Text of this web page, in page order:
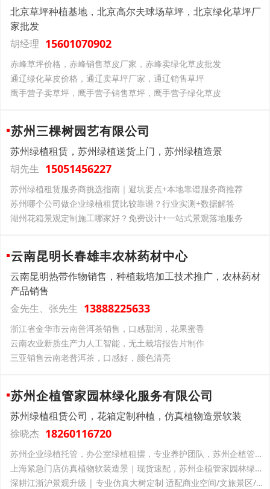
北京草坪种植基地，北京高尔夫球场草坪，北京绿化草坪厂
家批发
胡经理 15601070902
‌赤峰草坪价格，赤峰销售草皮厂家，赤峰卖绿化草皮批发
‌通辽绿化草皮价格，通辽卖草坪厂家，通辽销售草坪
鹰手营子卖草坪，鹰手营子销售草坪，鹰手营子绿化草皮
苏州三棵树园艺有限公司
苏州绿植租赁，苏州绿植送货上门，苏州绿植造景
胡先生 15051456227
苏州绿植租赁服务商挑选指南｜避坑要点+本地靠谱服务商推荐
苏州哪个公司做企业绿植租赁比较靠谱？行业实测+数据解答
湖州花箱景观定制施工哪家好？免费设计+一站式景观落地服务
云南昆明长春雄丰农林药材中心
云南昆明热带作物销售，种植栽培加工技术推广，农林药材
产品销售
金先生、张先生 13888225633
浙江省金华市云南普洱茶销售，口感甜润，花果蜜香
云南‌农业新质生产力‌人工智能，无土栽培报告片制作
三亚销售云南老普洱茶，口感好，颜色清亮
苏州企植管家园林绿化服务有限公司
苏州绿植租赁公司，花箱定制种植，仿真植物造景软装
徐晓杰 18260116720
苏州企业绿植托管，办公室绿植租摆，专业养护团队，苏州企植管家园林绿化一站式服务
上海紧急门店仿真植物软装造景｜现货速配，苏州企植管家园林绿化解你开业燃眉之急
深耕江浙沪景观升级 | 专业仿真大树定制 适配商业空间/文旅景区/厂区园区